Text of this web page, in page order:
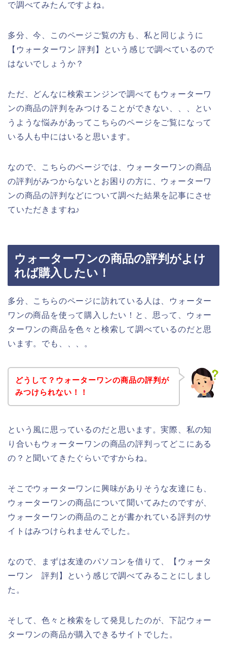
で調べてみたんですよね。
多分、今、このページご覧の方も、私と同じように
【ウォーターワン 評判】という感じで調べているので
はないでしょうか？
ただ、どんなに検索エンジンで調べてもウォーターワ
ンの商品の評判をみつけることができない、、、とい
うような悩みがあってこちらのページをご覧になって
いる人も中にはいると思います。
なので、こちらのページでは、ウォーターワンの商品
の評判がみつからないとお困りの方に、ウォーターワ
ンの商品の評判などについて調べた結果を記事にさせ
ていただきますね♪
ウォーターワンの商品の評判がよけ
れば購入したい！
多分、こちらのページに訪れている人は、ウォーター
ワンの商品を使って購入したい！と、思って、ウォー
ターワンの商品を色々と検索して調べているのだと思
います。でも、、、。
どうして？ウォーターワンの商品の評判が
みつけられない！！
という風に思っているのだと思います。実際、私の知
り合いもウォーターワンの商品の評判ってどこにある
の？と聞いてきたぐらいですからね。
そこでウォーターワンに興味がありそうな友達にも、
ウォーターワンの商品について聞いてみたのですが、
ウォーターワンの商品のことが書かれている評判のサ
イトはみつけられませんでした。
なので、まずは友達のパソコンを借りて、【ウォータ
ーワン 評判】という感じで調べてみることにしまし
た。
そして、色々と検索をして発見したのが、下記ウォー
ターワンの商品が購入できるサイトでした。